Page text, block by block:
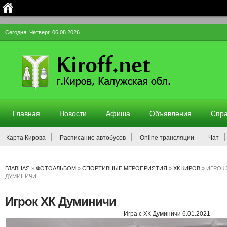
Сегодня: Четверг, 06.08.2026
Главная Новости Афиша Объявления
Карта Кирова Расписание автобусов Online трансляции Чат
ГЛАВНАЯ » ФОТОАЛЬБОМ » СПОРТИВНЫЕ МЕРОПРИЯТИЯ » ХК КИРОВ » ИГРОК
ДУМИНИЧИ
Игрок ХК Думиничи
Игра с ХК Думиничи 6.01.2021